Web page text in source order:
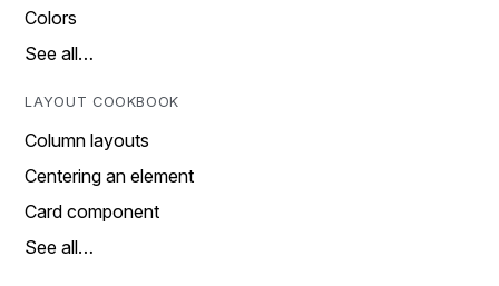
Colors
See all…
LAYOUT COOKBOOK
Column layouts
Centering an element
Card component
See all…